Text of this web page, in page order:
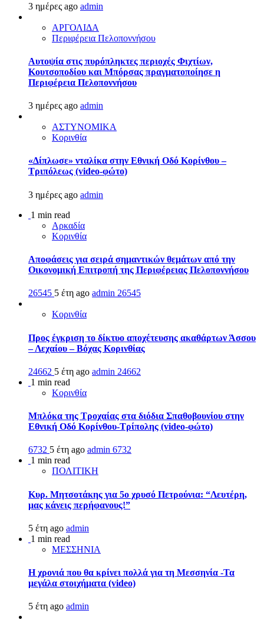
3 ημέρες ago admin
ΑΡΓΟΛΙΔΑ
Περιφέρεια Πελοποννήσου
Αυτοψία στις πυρόπληκτες περιοχές Φιχτίων,
Κουτσοποδίου και Μπόρσας πραγματοποίησε η
Περιφέρεια Πελοποννήσου
3 ημέρες ago admin
ΑΣΤΥΝΟΜΙΚΑ
Κορινθία
«Δίπλωσε» νταλίκα στην Εθνική Oδό Κορίνθου –
Τριπόλεως (video-φώτο)
3 ημέρες ago admin
1 min read
Αρκαδία
Κορινθία
Αποφάσεις για σειρά σημαντικών θεμάτων από την
Οικονομική Επιτροπή της Περιφέρειας Πελοποννήσου
26545 5 έτη ago admin 26545
Κορινθία
Προς έγκριση το δίκτυο αποχέτευσης ακαθάρτων Άσσου
– Λεχαίου – Βόχας Κορινθίας
24662 5 έτη ago admin 24662
1 min read
Κορινθία
Μπλόκα της Τροχαίας στα διόδια Σπαθοβουνίου στην
Εθνική Οδό Κορίνθου-Τρίπολης (video-φώτο)
6732 5 έτη ago admin 6732
1 min read
ΠΟΛΙΤΙΚΗ
Κυρ. Μητσοτάκης για 5ο χρυσό Πετρούνια: “Λευτέρη,
μας κάνεις περήφανους!”
5 έτη ago admin
1 min read
ΜΕΣΣΗΝΙΑ
Η χρονιά που θα κρίνει πολλά για τη Μεσσηνία -Τα
μεγάλα στοιχήματα (video)
5 έτη ago admin